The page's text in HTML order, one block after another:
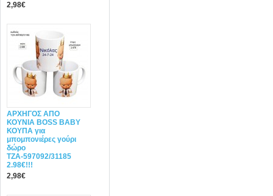
2,98€
ΑΡΧΗΓΟΣ ΑΠΟ
ΚΟΥΝΙΑ BOSS BABY
ΚΟΥΠΑ για
μπομπονιέρες γούρι
δώρο
ΤΖΑ-597092/31185
2.98€!!!
2,98€